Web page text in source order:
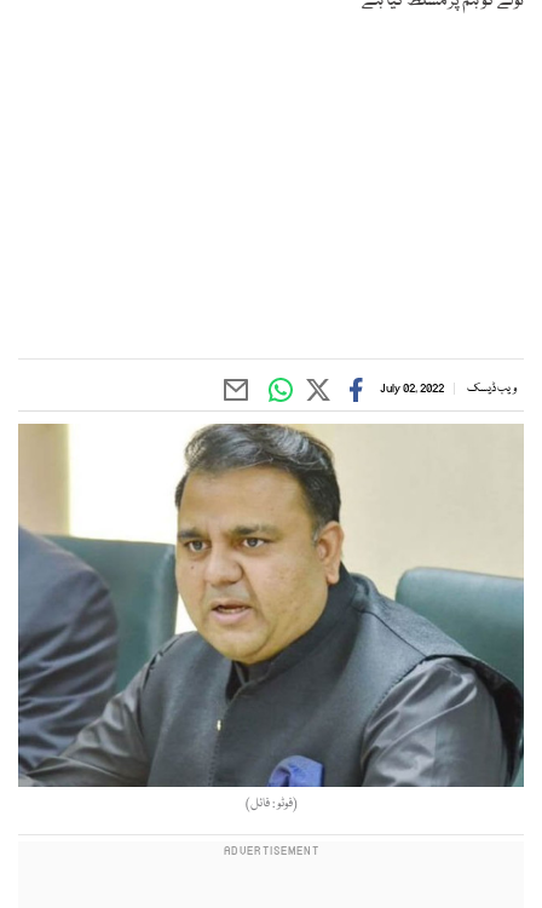
ویب ڈیسک July 02, 2022
(فوٹو : فائل)